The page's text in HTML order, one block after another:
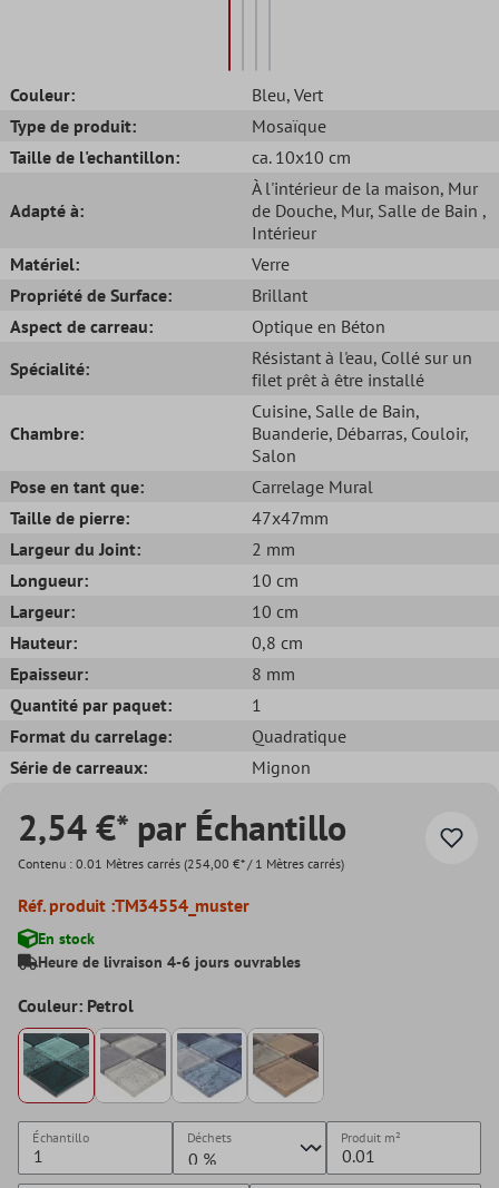
Couleur: Bleu, Vert
Type de produit:
Mosaïque
Taille de l'echantillon:
ca. 10x10 cm
Adapté à:
À l'intérieur de la maison, Mur
de Douche, Mur, Salle de Bain ,
Intérieur
Matériel:
Verre
Propriété de Surface:
Brillant
Aspect de carreau:
Optique en Béton
Spécialité:
Résistant à l'eau, Collé sur un
filet prêt à être installé
Chambre:
Cuisine, Salle de Bain,
Buanderie, Débarras, Couloir,
Salon
Pose en tant que:
Carrelage Mural
Taille de pierre:
47x47mm
Largeur du Joint:
2 mm
Longueur:
10 cm
Largeur:
10 cm
Hauteur:
0,8 cm
Epaisseur:
8 mm
Quantité par paquet:
1
Format du carrelage:
Quadratique
Série de carreaux:
Mignon
2,54 €* par Échantillo
Contenu : 0.01 Mètres carrés (254,00 €* / 1 Mètres carrés)
Réf. produit :TM34554_muster
En stock
Heure de livraison 4-6 jours ouvrables
Couleur: Petrol
Échantillo Déchets Produit m²